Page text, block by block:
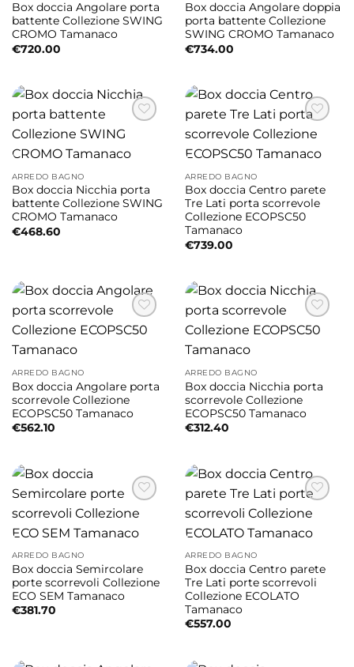
Box doccia Angolare porta
battente Collezione SWING
CROMO Tamanaco
€720.00
Box doccia Angolare doppia
porta battente Collezione
SWING CROMO Tamanaco
€734.00
ARREDO BAGNO
Box doccia Nicchia porta
battente Collezione SWING
CROMO Tamanaco
€468.60
ARREDO BAGNO
Box doccia Centro parete
Tre Lati porta scorrevole
Collezione ECOPSC50
Tamanaco
€739.00
ARREDO BAGNO
Box doccia Angolare porta
scorrevole Collezione
ECOPSC50 Tamanaco
€562.10
ARREDO BAGNO
Box doccia Nicchia porta
scorrevole Collezione
ECOPSC50 Tamanaco
€312.40
ARREDO BAGNO
Box doccia Semircolare
porte scorrevoli Collezione
ECO SEM Tamanaco
€381.70
ARREDO BAGNO
Box doccia Centro parete
Tre Lati porte scorrevoli
Collezione ECOLATO
Tamanaco
€557.00